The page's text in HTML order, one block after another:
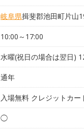
岐阜県揖斐郡池田町片山
10:00～17:00
水曜(祝日の場合は翌日)
通年
入場無料 クレジットカ
◯